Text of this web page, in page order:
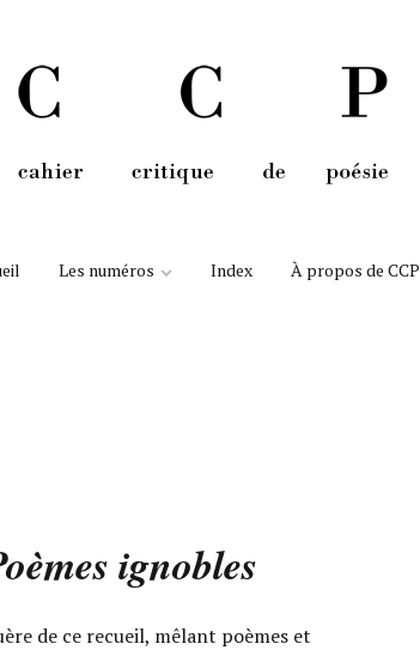
Aller au contenu
Les numéros Index À propos de CCP
ignobles
de ce recueil, mêlant poèmes et